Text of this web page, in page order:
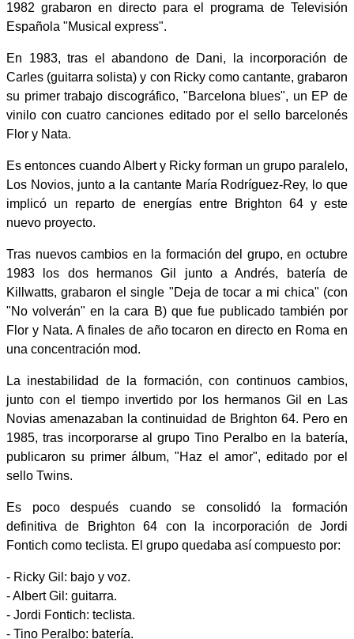
1982 grabaron en directo para el programa de Televisión
Española "Musical express".
En 1983, tras el abandono de Dani, la incorporación de
Carles (guitarra solista) y con Ricky como cantante, grabaron
su primer trabajo discográfico, "Barcelona blues", un EP de
vinilo con cuatro canciones editado por el sello barcelonés
Flor y Nata.
Es entonces cuando Albert y Ricky forman un grupo paralelo,
Los Novios, junto a la cantante María Rodríguez-Rey, lo que
implicó un reparto de energías entre Brighton 64 y este
nuevo proyecto.
Tras nuevos cambios en la formación del grupo, en octubre
1983 los dos hermanos Gil junto a Andrés, batería de
Killwatts, grabaron el single "Deja de tocar a mi chica" (con
"No volverán" en la cara B) que fue publicado también por
Flor y Nata. A finales de año tocaron en directo en Roma en
una concentración mod.
La inestabilidad de la formación, con continuos cambios,
junto con el tiempo invertido por los hermanos Gil en Las
Novias amenazaban la continuidad de Brighton 64. Pero en
1985, tras incorporarse al grupo Tino Peralbo en la batería,
publicaron su primer álbum, "Haz el amor", editado por el
sello Twins.
Es poco después cuando se consolidó la formación
definitiva de Brighton 64 con la incorporación de Jordi
Fontich como teclista. El grupo quedaba así compuesto por:
- Ricky Gil: bajo y voz.
- Albert Gil: guitarra.
- Jordi Fontich: teclista.
- Tino Peralbo: batería.